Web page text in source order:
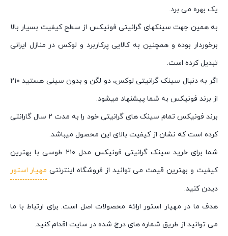
یک بهره می برد.
به همین جهت سینکهای گرانیتی فونیکس از سطح کیفیت بسیار بالا
برخوردار بوده و همچنین به کالایی پرکاربرد و لوکس در منازل ایرانی
تبدیل کرده است.
اگر به دنبال سینک گرانیتی لوکس، دو لگن و بدون سینی هستید ۲۱۰
از برند فونیکس به شما پیشنهاد میشود.
برند فونیکس تمام سینک های گرانیتی خود را به مدت ۲ سال گارانتی
کرده است که نشان از کیفیت بالای این محصول میباشد.
شما برای خرید سینک گرانیتی فونیکس مدل ۲۱۰ طوسی با بهترین
کیفیت و بهترین قیمت می توانید از فروشگاه اینترنتی مهیار استور
دیدن کنید.
هدف ما در مهیار استور ارائه محصولات اصل است. برای ارتباط با ما
می توانید از طریق شماره های درج شده در سایت اقدام کنید.